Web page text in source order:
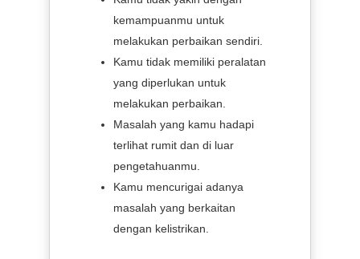
kemampuanmu untuk
melakukan perbaikan sendiri.
Kamu tidak memiliki peralatan
yang diperlukan untuk
melakukan perbaikan.
Masalah yang kamu hadapi
terlihat rumit dan di luar
pengetahuanmu.
Kamu mencurigai adanya
masalah yang berkaitan
dengan kelistrikan.